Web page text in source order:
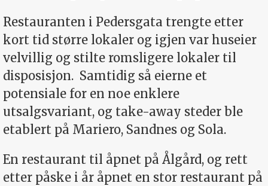
Restauranten i Pedersgata trengte etter
kort tid større lokaler og igjen var huseier
velvillig og stilte romsligere lokaler til
disposisjon. Samtidig så eierne et
potensiale for en noe enklere
utsalgsvariant, og take-away steder ble
etablert på Mariero, Sandnes og Sola.
En restaurant til åpnet på Ålgård, og rett
etter påske i år åpnet en stor restaurant på